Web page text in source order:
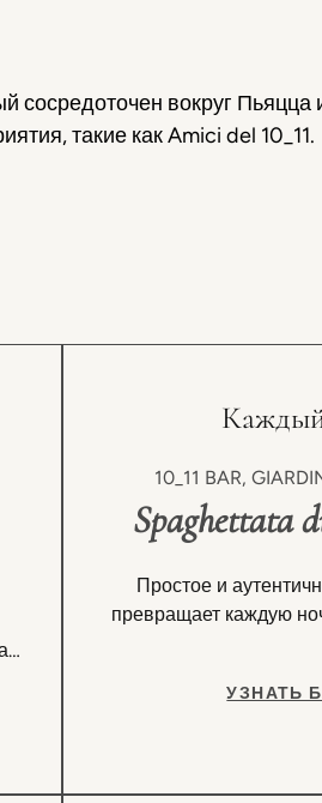
сосредоточен вокруг Пьяцца
такие как Amici del 10_11.
10_11 BAR,
Spaghettata
Простое и
превращает каждую
УЗНАТЬ